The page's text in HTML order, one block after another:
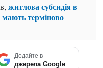
житлова субсидія в
мають терміново
Додайте в
джерела Google